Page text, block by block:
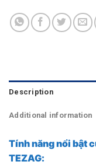
Description
Additional information
Tính năng nổi bật
TEZAG: